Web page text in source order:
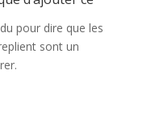
pour dire que les
sont un